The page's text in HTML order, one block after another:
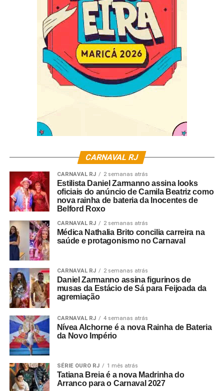
divulgados em breve.
CARNAVAL RJ
CARNAVAL RJ 2 semanas atrás
Estilista Daniel Zarmanno assina looks
oficiais do anúncio de Camila Beatriz como
nova rainha de bateria da Inocentes de
Belford Roxo
CARNAVAL RJ 2 semanas atrás
Médica Nathalia Brito concilia carreira na
saúde e protagonismo no Carnaval
CARNAVAL RJ 2 semanas atrás
Daniel Zarmanno assina figurinos de
musas da Estácio de Sá para Feijoada da
agremiação
CARNAVAL RJ 4 semanas atrás
Nívea Alchorne é a nova Rainha de Bateria
da Novo Império
SÉRIE OURO RJ 1 mês atrás
Tatiana Breia é a nova Madrinha do
Arranco para o Carnaval 2027